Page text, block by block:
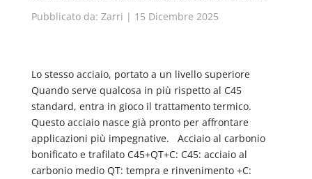
Pubblicato da: Zarri | 15 Dicembre 2025
Lo stesso acciaio, portato a un livello superiore
Quando serve qualcosa in più rispetto al C45
standard, entra in gioco il trattamento termico.
Questo acciaio nasce già pronto per affrontare
applicazioni più impegnative. Acciaio al carbonio
bonificato e trafilato C45+QT+C: C45: acciaio al
carbonio medio QT: tempra e rinvenimento +C: